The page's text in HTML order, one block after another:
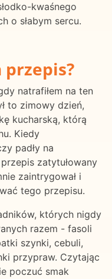
kwaśnego
o słabym sercu.
przepis?
natrafiłem na ten
to zimowy dzień,
kucharską, którą
Kiedy
padły na
zatytułowany
zaintrygował i
tego przepisu.
których nigdy
razem - fasoli
szynki, cebuli,
przypraw. Czytając
poczuć smak